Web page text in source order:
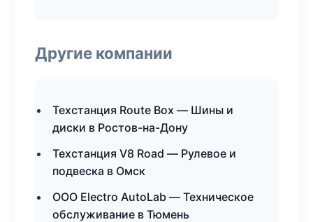
Другие компании
Техстанция Route Box — Шины и
диски в Ростов-на-Дону
Техстанция V8 Road — Рулевое и
подвеска в Омск
ООО Electro AutoLab — Техническое
обслуживание в Тюмень